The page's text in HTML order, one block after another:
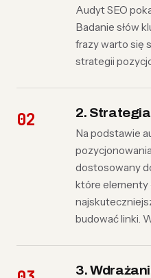
Audyt SEO
Badanie słów
frazy warto się
strategii
2. Strategia
Na podstawie
dostosowany
które elementy
budować linki.
3.